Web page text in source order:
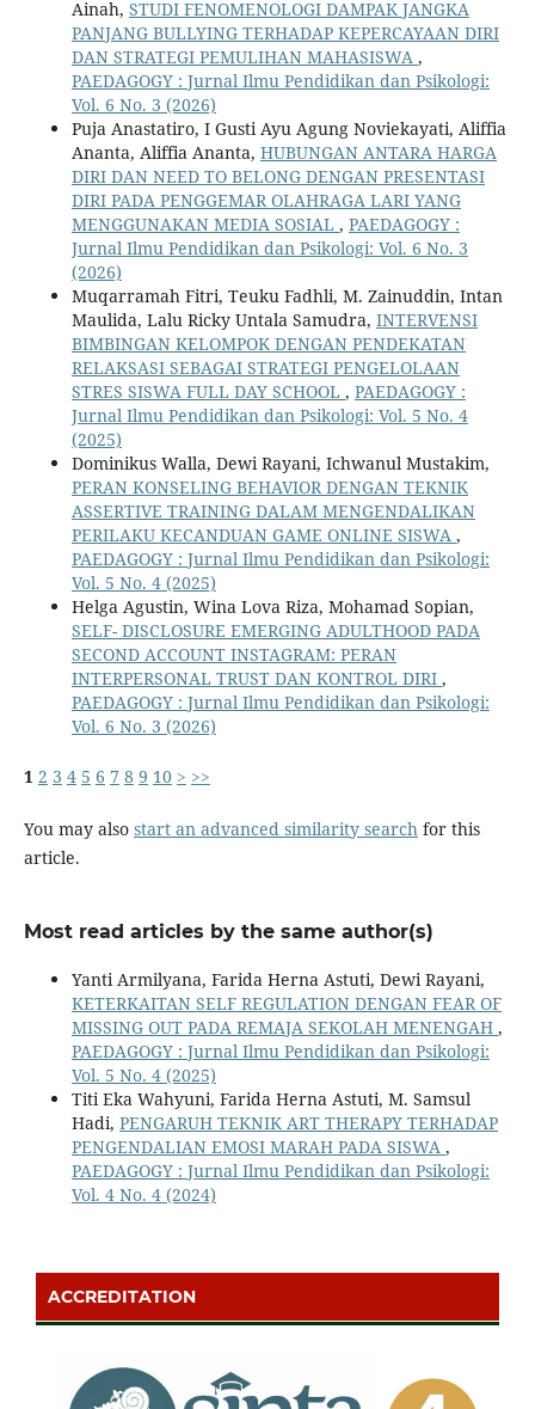
Ainah, STUDI FENOMENOLOGI DAMPAK JANGKA
PANJANG BULLYING TERHADAP KEPERCAYAAN DIRI
DAN STRATEGI PEMULIHAN MAHASISWA ,
PAEDAGOGY : Jurnal Ilmu Pendidikan dan Psikologi:
Vol. 6 No. 3 (2026)
Puja Anastatiro, I Gusti Ayu Agung Noviekayati, Aliffia
Ananta, Aliffia Ananta, HUBUNGAN ANTARA HARGA
DIRI DAN NEED TO BELONG DENGAN PRESENTASI
DIRI PADA PENGGEMAR OLAHRAGA LARI YANG
MENGGUNAKAN MEDIA SOSIAL , PAEDAGOGY :
Jurnal Ilmu Pendidikan dan Psikologi: Vol. 6 No. 3
(2026)
Muqarramah Fitri, Teuku Fadhli, M. Zainuddin, Intan
Maulida, Lalu Ricky Untala Samudra, INTERVENSI
BIMBINGAN KELOMPOK DENGAN PENDEKATAN
RELAKSASI SEBAGAI STRATEGI PENGELOLAAN
STRES SISWA FULL DAY SCHOOL , PAEDAGOGY :
Jurnal Ilmu Pendidikan dan Psikologi: Vol. 5 No. 4
(2025)
Dominikus Walla, Dewi Rayani, Ichwanul Mustakim,
PERAN KONSELING BEHAVIOR DENGAN TEKNIK
ASSERTIVE TRAINING DALAM MENGENDALIKAN
PERILAKU KECANDUAN GAME ONLINE SISWA ,
PAEDAGOGY : Jurnal Ilmu Pendidikan dan Psikologi:
Vol. 5 No. 4 (2025)
Helga Agustin, Wina Lova Riza, Mohamad Sopian,
SELF- DISCLOSURE EMERGING ADULTHOOD PADA
SECOND ACCOUNT INSTAGRAM: PERAN
INTERPERSONAL TRUST DAN KONTROL DIRI ,
PAEDAGOGY : Jurnal Ilmu Pendidikan dan Psikologi:
Vol. 6 No. 3 (2026)
1 2 3 4 5 6 7 8 9 10 > >>
You may also start an advanced similarity searchfor this
article.
Most read articles by the same author(s)
Yanti Armilyana, Farida Herna Astuti, Dewi Rayani,
KETERKAITAN SELF REGULATION DENGAN FEAR OF
MISSING OUT PADA REMAJA SEKOLAH MENENGAH ,
PAEDAGOGY : Jurnal Ilmu Pendidikan dan Psikologi:
Vol. 5 No. 4 (2025)
Titi Eka Wahyuni, Farida Herna Astuti, M. Samsul
Hadi, PENGARUH TEKNIK ART THERAPY TERHADAP
PENGENDALIAN EMOSI MARAH PADA SISWA ,
PAEDAGOGY : Jurnal Ilmu Pendidikan dan Psikologi:
Vol. 4 No. 4 (2024)
ACCREDITATION